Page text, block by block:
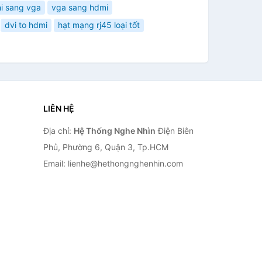
sang vga
vga sang hdmi
dvi to hdmi hạt mạng rj45 loại tốt
LIÊN HỆ
Địa chỉ: Hệ Thống Nghe Nhìn Điện Biên
Phủ, Phường 6, Quận 3, Tp.HCM
Email: lienhe@hethongnghenhin.com